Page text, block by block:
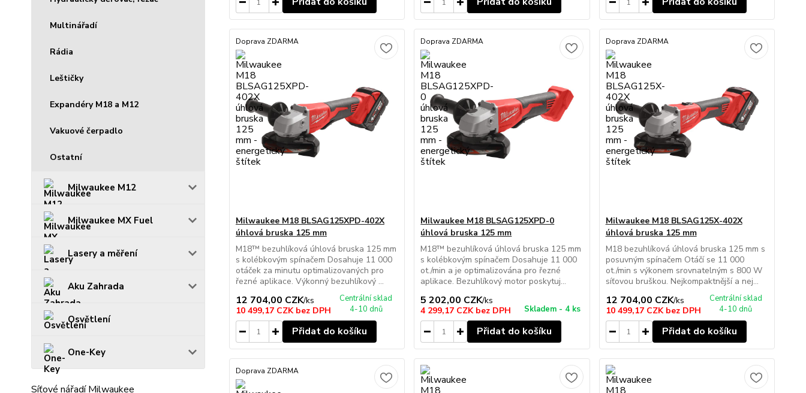
Multinářadí
Rádia
Leštičky
Expandéry M18 a M12
Vakuové čerpadlo
Ostatní
Milwaukee M12
Milwaukee MX Fuel
Lasery a měření
Aku Zahrada
Osvětlení
One-Key
Síťové nářadí Milwaukee
Doprava ZDARMA
Milwaukee M18 BLSAG125XPD-402X
úhlová bruska 125 mm
M18™ bezuhlíková úhlová bruska 125 mm
s kolébkovým spínačem Dosahuje 11 000
otáček za minutu optimalizovaných pro
řezné aplikace. Výkonný bezuhlíkový ...
12 704,00 CZK/ks
10 499,17 CZK bez DPH
Centrální sklad
4-10 dnů
Přidat do košíku
Doprava ZDARMA
Milwaukee M18 BLSAG125XPD-0
úhlová bruska 125 mm
M18™ bezuhlíková úhlová bruska 125 mm
s kolébkovým spínačem Dosahuje 11 000
ot./min a je optimalizována pro řezné
aplikace. Bezuhlíkový motor poskytuj...
5 202,00 CZK/ks
4 299,17 CZK bez DPH Skladem - 4 ks
Přidat do košíku
Doprava ZDARMA
Milwaukee M18 BLSAG125X-402X
úhlová bruska 125 mm
M18 bezuhlíková úhlová bruska 125 mm s
posuvným spínačem Otáčí se 11 000
ot./min s výkonem srovnatelným s 800 W
síťovou bruškou. Nejkompaktnější a nej...
12 704,00 CZK/ks
10 499,17 CZK bez DPH
Centrální sklad
4-10 dnů
Přidat do košíku
Doprava ZDARMA